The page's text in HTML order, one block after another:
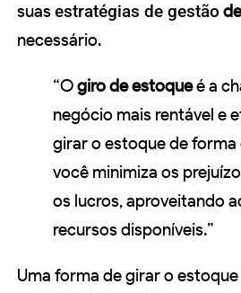
suasestratégias de gestão
necessário.
“Ogiro de estoqueé a
negócio mais rentável e
girar o estoque de
você minimiza os
os lucros, aproveitando
recursos disponíveis.”
Uma forma de girar o